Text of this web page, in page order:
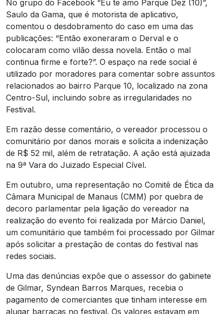
No grupo do Facebook “Eu te amo Parque Dez (10)”,
Saulo da Gama, que é motorista de aplicativo,
comentou o desdobramento do caso em uma das
publicações: “Então exoneraram o Derval e o
colocaram como vilão dessa novela. Então o mal
continua firme e forte?”. O espaço na rede social é
utilizado por moradores para comentar sobre assuntos
relacionados ao bairro Parque 10, localizado na zona
Centro-Sul, incluindo sobre as irregularidades no
Festival.
Em razão desse comentário, o vereador processou o
comunitário por danos morais e solicita a indenização
de R$ 52 mil, além de retratação. A ação está ajuizada
na 9ª Vara do Juizado Especial Cível.
Em outubro, uma representação no Comitê de Ética da
Câmara Municipal de Manaus (CMM) por quebra de
decoro parlamentar pela ligação do vereador na
realização do evento foi realizada por Márcio Daniel,
um comunitário que também foi processado por Gilmar
após solicitar a prestação de contas do festival nas
redes sociais.
Uma das denúncias expõe que o assessor do gabinete
de Gilmar, Syndean Barros Marques, recebia o
pagamento de comerciantes que tinham interesse em
alugar barracas no festival. Os valores estavam em